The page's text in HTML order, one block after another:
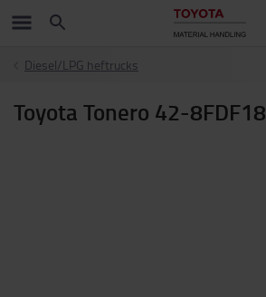
Diesel/LPG heftrucks
Toyota Tonero 42-8FDF18